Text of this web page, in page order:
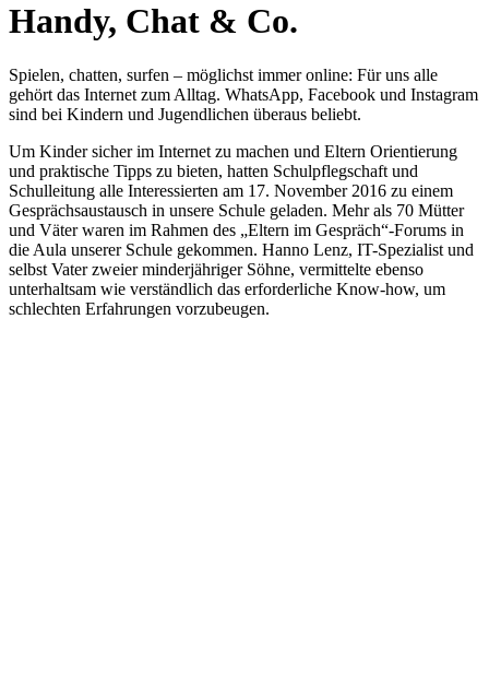
Handy, Chat & Co.
Spielen, chatten, surfen – möglichst immer online: Für uns alle
gehört das Internet zum Alltag. WhatsApp, Facebook und Instagram
sind bei Kindern und Jugendlichen überaus beliebt.
Um Kinder sicher im Internet zu machen und Eltern Orientierung
und praktische Tipps zu bieten, hatten Schulpflegschaft und
Schulleitung alle Interessierten am 17. November 2016 zu einem
Gesprächsaustausch in unsere Schule geladen. Mehr als 70 Mütter
und Väter waren im Rahmen des „Eltern im Gespräch“-Forums in
die Aula unserer Schule gekommen. Hanno Lenz, IT-Spezialist und
selbst Vater zweier minderjähriger Söhne, vermittelte ebenso
unterhaltsam wie verständlich das erforderliche Know-how, um
schlechten Erfahrungen vorzubeugen.